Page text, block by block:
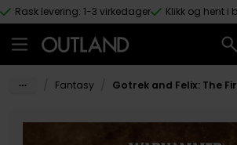
Hopp til hovedinnhold
Rask levering: 1-3 virkedager Klikk og hent i
Fantasy Gotrek and Felix: The